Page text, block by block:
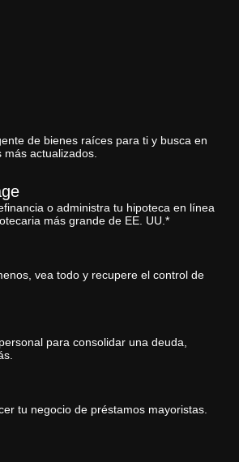
de bienes raíces para ti y busca en
más actualizados.
o administra tu hipoteca en línea
más grande de EE. UU.*
vea todo y recupere el control de
para consolidar una deuda,
tu negocio de préstamos mayoristas.